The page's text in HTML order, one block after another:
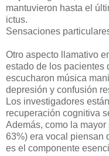
mantuvieron hasta el
ictus.
Sensaciones
Otro aspecto llamativo
estado de los pacientes
escucharon música
depresión y confusión
Los investigadores
recuperación cognitiva
Además, como la
63%) era vocal piensan
es el componente